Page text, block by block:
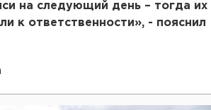
на следующий день – тогда их
к ответственности», - пояснил